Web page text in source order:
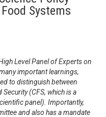
Systems
Level Panel of Experts on
important learnings,
to distinguish between
(CFS, which is a
panel). Importantly,
and also has a mandate